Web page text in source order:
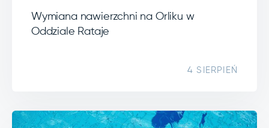
Wymiana nawierzchni na Orliku w
Oddziale Rataje
4 SIERPIEŃ